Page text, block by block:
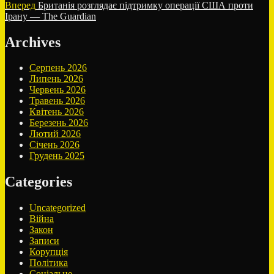
Вперед Наступний
запис:
Британія розглядає підтримку операції США проти
Ірану — The Guardian
Archives
Серпень 2026
Липень 2026
Червень 2026
Травень 2026
Квітень 2026
Березень 2026
Лютий 2026
Січень 2026
Грудень 2025
Categories
Uncategorized
Війна
Закон
Записи
Корупція
Політика